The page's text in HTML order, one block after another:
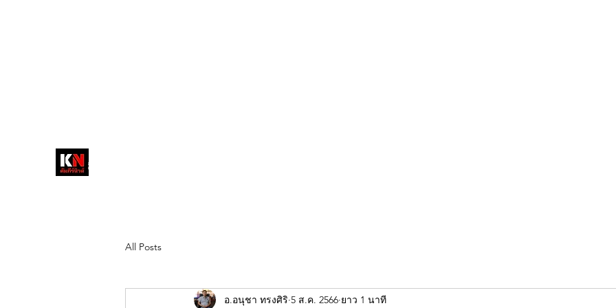
วส์
สื่อลึกวงการสงฆ์ เจาะตรงพระเครื่อง
All Posts
อ.อนุชา ทรงศิริ 5 ส.ค. 2566 ยาว 1 นาที